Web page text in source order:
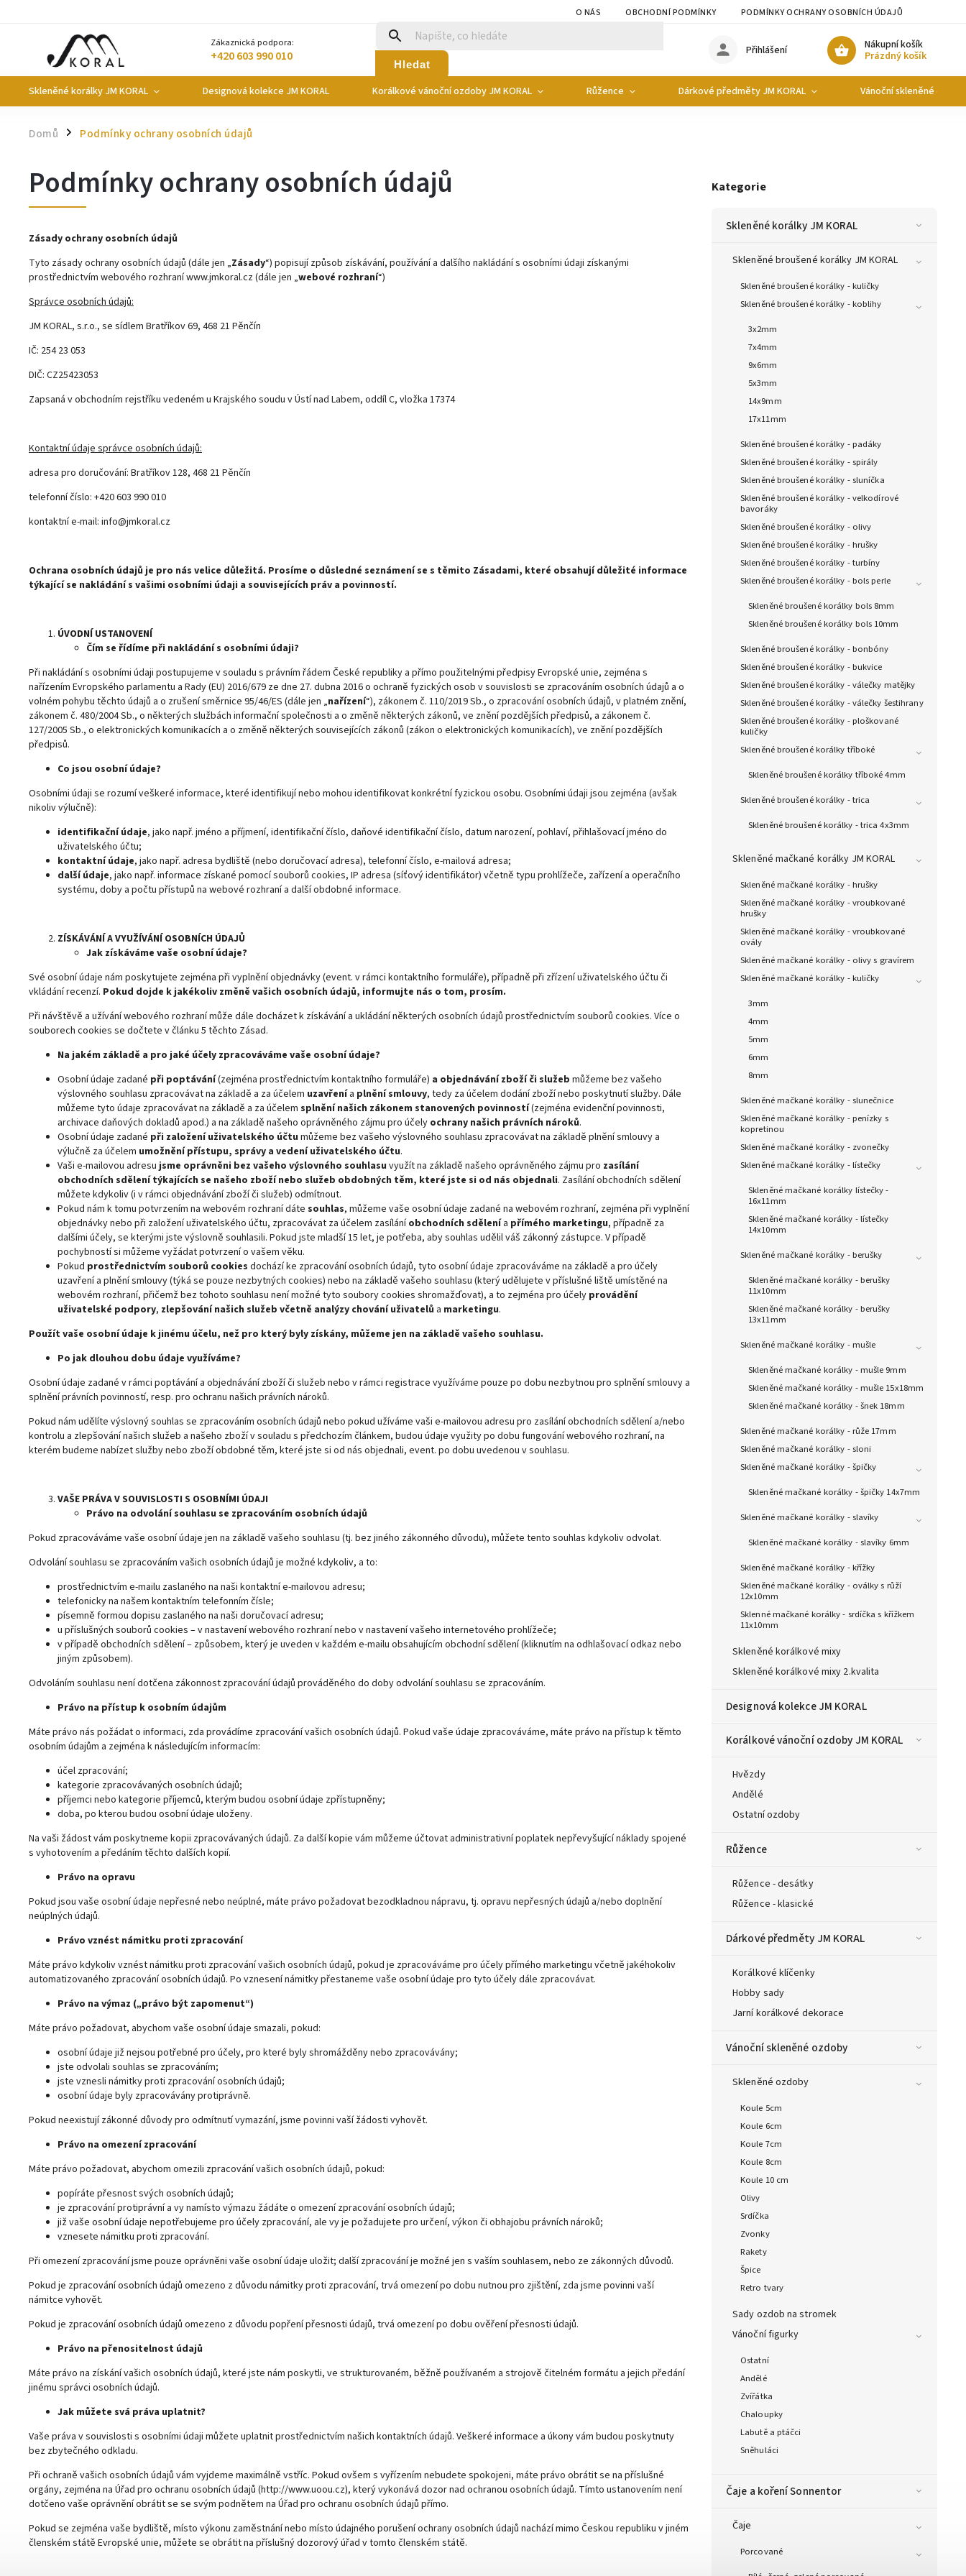
O NÁS OBCHODNÍ PODMÍNKY PODMÍNKY OCHRANY OSOBNÍCH ÚDAJŮ
Zákaznická podpora:
+420 603 990 010 Hledat
Nákupní košík
Prázdný košík
Přihlášení
Skleněné korálky JM KORAL Designová kolekce JM KORAL Korálkové vánoční ozdoby JM KORAL Růžence Dárkové předměty JM KORAL Vánoční skleněné
Domů / Podmínky ochrany osobních údajů
Kategorie
Skleněné korálky JM KORAL
Skleněné broušené korálky JM KORAL
Skleněné broušené korálky - kuličky
Skleněné broušené korálky - koblihy
3x2mm
7x4mm
9x6mm
5x3mm
14x9mm
17x11mm
Skleněné broušené korálky - padáky
Skleněné broušené korálky - spirály
Skleněné broušené korálky - sluníčka
Skleněné broušené korálky - velkodírové
bavoráky
Skleněné broušené korálky - olivy
Skleněné broušené korálky - hrušky
Skleněné broušené korálky - turbíny
Skleněné broušené korálky - bols perle
Skleněné broušené korálky bols 8mm
Skleněné broušené korálky bols 10mm
Skleněné broušené korálky - bonbóny
Skleněné broušené korálky - bukvice
Skleněné broušené korálky - válečky matějky
Skleněné broušené korálky - válečky šestihrany
Skleněné broušené korálky - ploškované
kuličky
Skleněné broušené korálky tříboké
Skleněné broušené korálky tříboké 4mm
Skleněné broušené korálky - trica
Skleněné broušené korálky - trica 4x3mm
Skleněné mačkané korálky JM KORAL
Skleněné mačkané korálky - hrušky
Skleněné mačkané korálky - vroubkované
hrušky
Skleněné mačkané korálky - vroubkované
ovály
Skleněné mačkané korálky - olivy s gravírem
Skleněné mačkané korálky - kuličky
3mm
4mm
5mm
6mm
8mm
Skleněné mačkané korálky - slunečnice
Skleněné mačkané korálky - penízky s
kopretinou
Skleněné mačkané korálky - zvonečky
Skleněné mačkané korálky - lístečky
Skleněné mačkané korálky lístečky -
16x11mm
Skleněné mačkané korálky - lístečky
14x10mm
Skleněné mačkané korálky - berušky
Skleněné mačkané korálky - berušky
11x10mm
Skleněné mačkané korálky - berušky
13x11mm
Skleněné mačkané korálky - mušle
Skleněné mačkané korálky - mušle 9mm
Skleněné mačkané korálky - mušle 15x18mm
Skleněné mačkané korálky - šnek 18mm
Skleněné mačkané korálky - růže 17mm
Skleněné mačkané korálky - sloni
Skleněné mačkané korálky - špičky
Skleněné mačkané korálky - špičky 14x7mm
Skleněné mačkané korálky - slavíky
Skleněné mačkané korálky - slavíky 6mm
Skleněné mačkané korálky - křížky
Skleněné mačkané korálky - oválky s růží
12x10mm
Sklenné mačkané korálky - srdíčka s křížkem
11x10mm
Skleněné korálkové mixy
Skleněné korálkové mixy 2.kvalita
Designová kolekce JM KORAL
Korálkové vánoční ozdoby JM KORAL
Hvězdy
Andělé
Ostatní ozdoby
Růžence
Růžence - desátky
Růžence - klasické
Dárkové předměty JM KORAL
Korálkové klíčenky
Hobby sady
Jarní korálkové dekorace
Vánoční skleněné ozdoby
Skleněné ozdoby
Koule 5cm
Koule 6cm
Koule 7cm
Koule 8cm
Koule 10 cm
Olivy
Srdíčka
Zvonky
Rakety
Špice
Retro tvary
Sady ozdob na stromek
Vánoční figurky
Ostatní
Andělé
Zvířátka
Chaloupky
Labutě a ptáčci
Sněhuláci
Čaje a koření Sonnentor
Čaje
Porcované
Podmínky ochrany osobních údajů
Zásady ochrany osobních údajů
Tyto zásady ochrany osobních údajů (dále jen „Zásady“) popisují způsob získávání, používání a dalšího nakládání s osobními údaji získanými
prostřednictvím webového rozhraní www.jmkoral.cz (dále jen „webové rozhraní“)
Správce osobních údajů:
JM KORAL, s.r.o., se sídlem Bratříkov 69, 468 21 Pěnčín
IČ: 254 23 053
DIČ: CZ25423053
Zapsaná v obchodním rejstříku vedeném u Krajského soudu v Ústí nad Labem, oddíl C, vložka 17374
Kontaktní údaje správce osobních údajů:
adresa pro doručování: Bratříkov 128, 468 21 Pěnčín
telefonní číslo: +420 603 990 010
kontaktní e-mail: info@jmkoral.cz
Ochrana osobních údajů je pro nás velice důležitá. Prosíme o důsledné seznámení se s těmito Zásadami, které obsahují důležité informace
týkající se nakládání s vašimi osobními údaji a souvisejících práv a povinností.
ÚVODNÍ USTANOVENÍ
Čím se řídíme při nakládání s osobními údaji?
Při nakládání s osobními údaji postupujeme v souladu s právním řádem České republiky a přímo použitelnými předpisy Evropské unie, zejména s
nařízením Evropského parlamentu a Rady (EU) 2016/679 ze dne 27. dubna 2016 o ochraně fyzických osob v souvislosti se zpracováním osobních údajů a o
volném pohybu těchto údajů a o zrušení směrnice 95/46/ES (dále jen „nařízení“), zákonem č. 110/2019 Sb., o zpracování osobních údajů, v platném znění,
zákonem č. 480/2004 Sb., o některých službách informační společnosti a o změně některých zákonů, ve znění pozdějších předpisů, a zákonem č.
127/2005 Sb., o elektronických komunikacích a o změně některých souvisejících zákonů (zákon o elektronických komunikacích), ve znění pozdějších
předpisů.
Co jsou osobní údaje?
Osobními údaji se rozumí veškeré informace, které identifikují nebo mohou identifikovat konkrétní fyzickou osobu. Osobními údaji jsou zejména (avšak
nikoliv výlučně):
identifikační údaje, jako např. jméno a příjmení, identifikační číslo, daňové identifikační číslo, datum narození, pohlaví, přihlašovací jméno do
uživatelského účtu;
kontaktní údaje, jako např. adresa bydliště (nebo doručovací adresa), telefonní číslo, e-mailová adresa;
další údaje, jako např. informace získané pomocí souborů cookies, IP adresa (síťový identifikátor) včetně typu prohlížeče, zařízení a operačního
systému, doby a počtu přístupů na webové rozhraní a další obdobné informace.
ZÍSKÁVÁNÍ A VYUŽÍVÁNÍ OSOBNÍCH ÚDAJŮ
Jak získáváme vaše osobní údaje?
Své osobní údaje nám poskytujete zejména při vyplnění objednávky (event. v rámci kontaktního formuláře), případně při zřízení uživatelského účtu či
vkládání recenzí. Pokud dojde k jakékoliv změně vašich osobních údajů, informujte nás o tom, prosím.
Při návštěvě a užívání webového rozhraní může dále docházet k získávání a ukládání některých osobních údajů prostřednictvím souborů cookies. Více o
souborech cookies se dočtete v článku 5 těchto Zásad.
Na jakém základě a pro jaké účely zpracováváme vaše osobní údaje?
Osobní údaje zadané při poptávání(zejména prostřednictvím kontaktního formuláře) a objednávání zboží či služeb můžeme bez vašeho
výslovného souhlasu zpracovávat na základě a za účelem uzavřenía plnění smlouvy, tedy za účelem dodání zboží nebo poskytnutí služby. Dále
můžeme tyto údaje zpracovávat na základě a za účelem splnění našich zákonem stanovených povinností(zejména evidenční povinnosti,
archivace daňových dokladů apod.) a na základě našeho oprávněného zájmu pro účely ochrany našich právních nároků.
Osobní údaje zadané při založení uživatelského účtu můžeme bez vašeho výslovného souhlasu zpracovávat na základě plnění smlouvy a
výlučně za účelem umožnění přístupu, správy a vedení uživatelského účtu.
Vaši e-mailovou adresujsme oprávněni bez vašeho výslovného souhlasu využít na základě našeho oprávněného zájmu pro zasílání
obchodních sdělení týkajících se našeho zboží nebo služeb obdobných těm, které jste si od nás objednali. Zasílání obchodních sdělení
můžete kdykoliv (i v rámci objednávání zboží či služeb) odmítnout.
Pokud nám k tomu potvrzením na webovém rozhraní dáte souhlas, můžeme vaše osobní údaje zadané na webovém rozhraní, zejména při vyplnění
objednávky nebo při založení uživatelského účtu, zpracovávat za účelem zasíláníobchodních sdělenía přímého marketingu, případně za
dalšími účely, se kterými jste výslovně souhlasili. Pokud jste mladší 15 let, je potřeba, aby souhlas udělil váš zákonný zástupce. V případě
pochybností si můžeme vyžádat potvrzení o vašem věku.
Pokud prostřednictvím souborů cookies dochází ke zpracování osobních údajů, tyto osobní údaje zpracováváme na základě a pro účely
uzavření a plnění smlouvy (týká se pouze nezbytných cookies) nebo na základě vašeho souhlasu (který udělujete v příslušné liště umístěné na
webovém rozhraní, přičemž bez tohoto souhlasu není možné tyto soubory cookies shromažďovat), a to zejména pro účely provádění
uživatelské podpory, zlepšování našich služeb včetně analýzy chování uživatelů a marketingu.
Použít vaše osobní údaje k jinému účelu, než pro který byly získány, můžeme jen na základě vašeho souhlasu.
Po jak dlouhou dobu údaje využíváme?
Osobní údaje zadané v rámci poptávání a objednávání zboží či služeb nebo v rámci registrace využíváme pouze po dobu nezbytnou pro splnění smlouvy a
splnění právních povinností, resp. pro ochranu našich právních nároků.
Pokud nám udělíte výslovný souhlas se zpracováním osobních údajů nebo pokud užíváme vaši e-mailovou adresu pro zasílání obchodních sdělení a/nebo
kontrolu a zlepšování našich služeb a našeho zboží v souladu s předchozím článkem, budou údaje využity po dobu fungování webového rozhraní, na
kterém budeme nabízet služby nebo zboží obdobné těm, které jste si od nás objednali, event. po dobu uvedenou v souhlasu.
VAŠE PRÁVA V SOUVISLOSTI S OSOBNÍMI ÚDAJI
Právo na odvolání souhlasu se zpracováním osobních údajů
Pokud zpracováváme vaše osobní údaje jen na základě vašeho souhlasu (tj. bez jiného zákonného důvodu), můžete tento souhlas kdykoliv odvolat.
Odvolání souhlasu se zpracováním vašich osobních údajů je možné kdykoliv, a to:
prostřednictvím e-mailu zaslaného na naši kontaktní e-mailovou adresu;
telefonicky na našem kontaktním telefonním čísle;
písemně formou dopisu zaslaného na naši doručovací adresu;
u příslušných souborů cookies – v nastavení webového rozhraní nebo v nastavení vašeho internetového prohlížeče;
v případě obchodních sdělení – způsobem, který je uveden v každém e-mailu obsahujícím obchodní sdělení (kliknutím na odhlašovací odkaz nebo
jiným způsobem).
Odvoláním souhlasu není dotčena zákonnost zpracování údajů prováděného do doby odvolání souhlasu se zpracováním.
Právo na přístup k osobním údajům
Máte právo nás požádat o informaci, zda provádíme zpracování vašich osobních údajů. Pokud vaše údaje zpracováváme, máte právo na přístup k těmto
osobním údajům a zejména k následujícím informacím:
účel zpracování;
kategorie zpracovávaných osobních údajů;
příjemci nebo kategorie příjemců, kterým budou osobní údaje zpřístupněny;
doba, po kterou budou osobní údaje uloženy.
Na vaši žádost vám poskytneme kopii zpracovávaných údajů. Za další kopie vám můžeme účtovat administrativní poplatek nepřevyšující náklady spojené
s vyhotovením a předáním těchto dalších kopií.
Právo na opravu
Pokud jsou vaše osobní údaje nepřesné nebo neúplné, máte právo požadovat bezodkladnou nápravu, tj. opravu nepřesných údajů a/nebo doplnění
neúplných údajů.
Právo vznést námitku proti zpracování
Máte právo kdykoliv vznést námitku proti zpracování vašich osobních údajů, pokud je zpracováváme pro účely přímého marketingu včetně jakéhokoliv
automatizovaného zpracování osobních údajů. Po vznesení námitky přestaneme vaše osobní údaje pro tyto účely dále zpracovávat.
Právo na výmaz („právo být zapomenut“)
Máte právo požadovat, abychom vaše osobní údaje smazali, pokud:
osobní údaje již nejsou potřebné pro účely, pro které byly shromážděny nebo zpracovávány;
jste odvolali souhlas se zpracováním;
jste vznesli námitky proti zpracování osobních údajů;
osobní údaje byly zpracovávány protiprávně.
Pokud neexistují zákonné důvody pro odmítnutí vymazání, jsme povinni vaší žádosti vyhovět.
Právo na omezení zpracování
Máte právo požadovat, abychom omezili zpracování vašich osobních údajů, pokud:
popíráte přesnost svých osobních údajů;
je zpracování protiprávní a vy namísto výmazu žádáte o omezení zpracování osobních údajů;
již vaše osobní údaje nepotřebujeme pro účely zpracování, ale vy je požadujete pro určení, výkon či obhajobu právních nároků;
vznesete námitku proti zpracování.
Při omezení zpracování jsme pouze oprávněni vaše osobní údaje uložit; další zpracování je možné jen s vaším souhlasem, nebo ze zákonných důvodů.
Pokud je zpracování osobních údajů omezeno z důvodu námitky proti zpracování, trvá omezení po dobu nutnou pro zjištění, zda jsme povinni vaší
námitce vyhovět.
Pokud je zpracování osobních údajů omezeno z důvodu popření přesnosti údajů, trvá omezení po dobu ověření přesnosti údajů.
Právo na přenositelnost údajů
Máte právo na získání vašich osobních údajů, které jste nám poskytli, ve strukturovaném, běžně používaném a strojově čitelném formátu a jejich předání
jinému správci osobních údajů.
Jak můžete svá práva uplatnit?
Vaše práva v souvislosti s osobními údaji můžete uplatnit prostřednictvím našich kontaktních údajů. Veškeré informace a úkony vám budou poskytnuty
bez zbytečného odkladu.
Při ochraně vašich osobních údajů vám vyjdeme maximálně vstříc. Pokud ovšem s vyřízením nebudete spokojeni, máte právo obrátit se na příslušné
orgány, zejména na Úřad pro ochranu osobních údajů (http://www.uoou.cz), který vykonává dozor nad ochranou osobních údajů. Tímto ustanovením není
dotčeno vaše oprávnění obrátit se se svým podnětem na Úřad pro ochranu osobních údajů přímo.
Pokud se zejména vaše bydliště, místo výkonu zaměstnání nebo místo údajného porušení ochrany osobních údajů nachází mimo Českou republiku v jiném
členském státě Evropské unie, můžete se obrátit na příslušný dozorový úřad v tomto členském státě.